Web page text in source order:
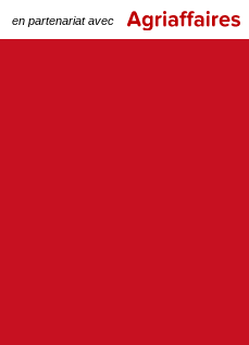
en partenariat avec